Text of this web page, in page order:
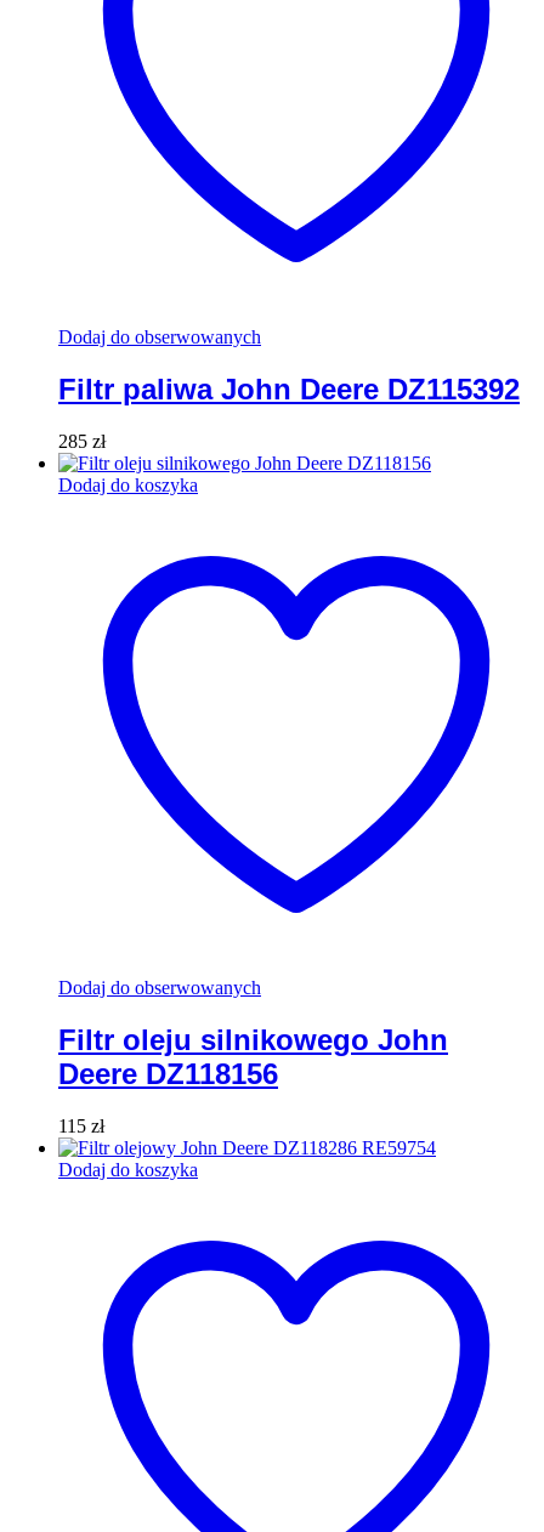
Dodaj do obserwowanych
Filtr paliwa John Deere DZ115392
285 zł
Dodaj do koszyka
Dodaj do obserwowanych
Filtr oleju silnikowego John
Deere DZ118156
115 zł
Dodaj do koszyka